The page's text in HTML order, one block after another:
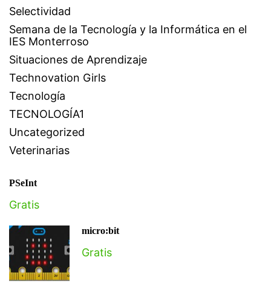
Selectividad
Semana de la Tecnología y la Informática en el
IES Monterroso
Situaciones de Aprendizaje
Technovation Girls
Tecnología
TECNOLOGÍA1
Uncategorized
Veterinarias
PSeInt
Gratis
micro:bit
Gratis